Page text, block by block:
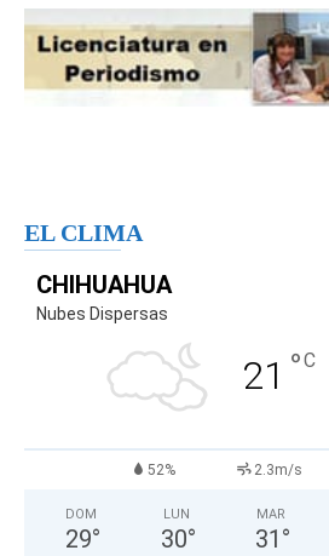
EL CLIMA
CHIHUAHUA
Nubes Dispersas
21 °C
52% 2.3m/s
DOM
29°
LUN
30°
MAR
31 °